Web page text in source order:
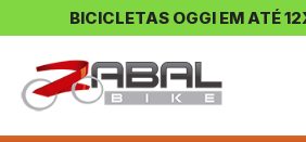
BICICLETAS OGGI EM ATÉ